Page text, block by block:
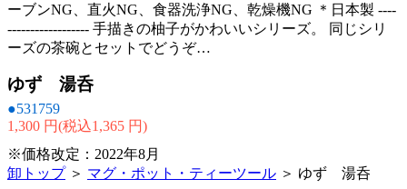
ーブンNG、直火NG、食器洗浄NG、乾燥機NG ＊日本製 ----
------------------ 手描きの柚子がかわいいシリーズ。 同じシリ
ーズの茶碗とセットでどうぞ…
ゆず 湯呑
●531759
1,300 円(税込1,365 円)
※価格改定：2022年8月
卸トップ＞ マグ・ポット・ティーツール ＞ ゆず 湯呑